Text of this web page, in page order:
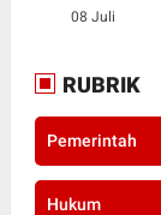
08 Juli
RUBRIK
Pemerintah
Hukum